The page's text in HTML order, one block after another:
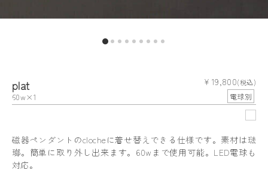
plat
60w×1
¥ 19,800(税込)
電球別
磁器ペンダントのclocheに着せ替えできる仕様です。素材は琺
瑯。簡単に取り外し出来ます。60wまで使用可能。LED電球も
対応。